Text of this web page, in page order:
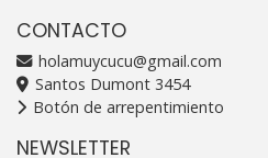
CONTACTO
holamuycucu@gmail.com
Santos Dumont 3454
Botón de arrepentimiento
NEWSLETTER